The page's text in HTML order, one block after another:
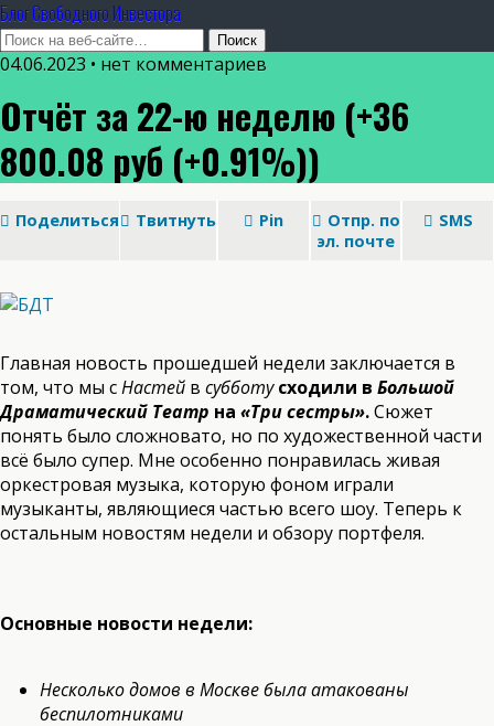
Блог Свободного Инвестора
04.06.2023 • нет комментариев
Отчёт за 22-ю неделю (+36
800.08 руб (+0.91%))
Поделиться Твитнуть Pin
Отпр. по
эл. почте
SMS
Главная новость прошедшей недели заключается в
том, что мы сНастей в субботу сходили в Большой
Драматический Театр на «Три сестры».Сюжет
понять было сложновато, но по художественной части
всё было супер. Мне особенно понравилась живая
оркестровая музыка, которую фоном играли
музыканты, являющиеся частью всего шоу. Теперь к
остальным новостям недели и обзору портфеля.
Основные новости недели:
Несколько домов в Москве была атакованы
беспилотниками